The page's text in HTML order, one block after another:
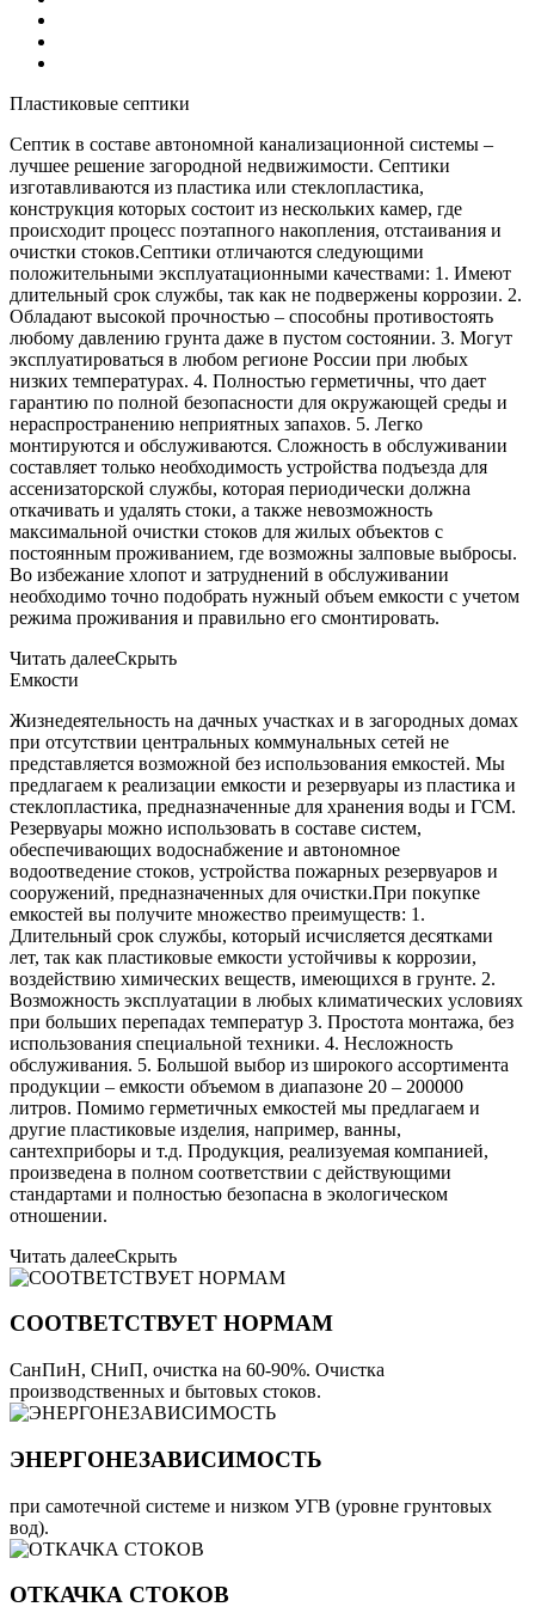
Пластиковые септики
Септик в составе автономной канализационной системы –
лучшее решение загородной недвижимости. Септики
изготавливаются из пластика или стеклопластика,
конструкция которых состоит из нескольких камер, где
происходит процесс поэтапного накопления, отстаивания и
очистки стоков.Септики отличаются следующими
положительными эксплуатационными качествами: 1. Имеют
длительный срок службы, так как не подвержены коррозии. 2.
Обладают высокой прочностью – способны противостоять
любому давлению грунта даже в пустом состоянии. 3. Могут
эксплуатироваться в любом регионе России при любых
низких температурах. 4. Полностью герметичны, что дает
гарантию по полной безопасности для окружающей среды и
нераспространению неприятных запахов. 5. Легко
монтируются и обслуживаются. Сложность в обслуживании
составляет только необходимость устройства подъезда для
ассенизаторской службы, которая периодически должна
откачивать и удалять стоки, а также невозможность
максимальной очистки стоков для жилых объектов с
постоянным проживанием, где возможны залповые выбросы.
Во избежание хлопот и затруднений в обслуживании
необходимо точно подобрать нужный объем емкости с учетом
режима проживания и правильно его смонтировать.
Читать далееСкрыть
Емкости
Жизнедеятельность на дачных участках и в загородных домах
при отсутствии центральных коммунальных сетей не
представляется возможной без использования емкостей. Мы
предлагаем к реализации емкости и резервуары из пластика и
стеклопластика, предназначенные для хранения воды и ГСМ.
Резервуары можно использовать в составе систем,
обеспечивающих водоснабжение и автономное
водоотведение стоков, устройства пожарных резервуаров и
сооружений, предназначенных для очистки.При покупке
емкостей вы получите множество преимуществ: 1.
Длительный срок службы, который исчисляется десятками
лет, так как пластиковые емкости устойчивы к коррозии,
воздействию химических веществ, имеющихся в грунте. 2.
Возможность эксплуатации в любых климатических условиях
при больших перепадах температур 3. Простота монтажа, без
использования специальной техники. 4. Несложность
обслуживания. 5. Большой выбор из широкого ассортимента
продукции – емкости объемом в диапазоне 20 – 200000
литров. Помимо герметичных емкостей мы предлагаем и
другие пластиковые изделия, например, ванны,
сантехприборы и т.д. Продукция, реализуемая компанией,
произведена в полном соответствии с действующими
стандартами и полностью безопасна в экологическом
отношении.
Читать далееСкрыть
СООТВЕТСТВУЕТ НОРМАМ
СанПиН, СНиП, очистка на 60-90%. Очистка
производственных и бытовых стоков.
ЭНЕРГОНЕЗАВИСИМОСТЬ
при самотечной системе и низком УГВ (уровне грунтовых
вод).
ОТКАЧКА СТОКОВ